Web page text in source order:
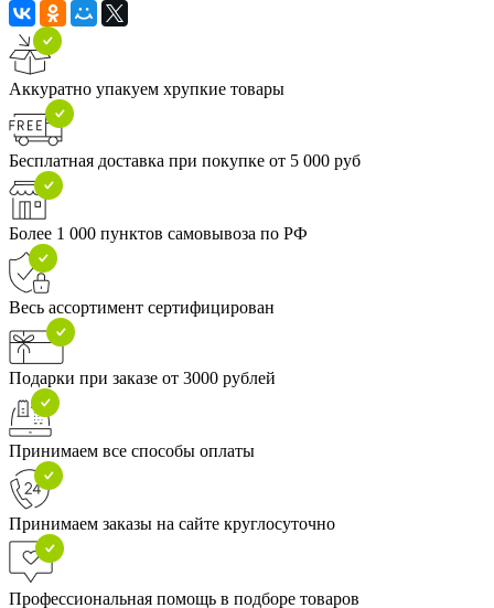
Аккуратно упакуем хрупкие товары
Бесплатная доставка при покупке от 5 000 руб
Более 1 000 пунктов самовывоза по РФ
Весь ассортимент сертифицирован
Подарки при заказе от 3000 рублей
Принимаем все способы оплаты
Принимаем заказы на сайте круглосуточно
Профессиональная помощь в подборе товаров